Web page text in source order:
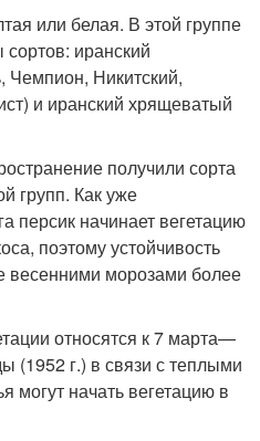
или белая. В этой группе
иранский
Чемпион, Никитский,
и иранский хрящеватый
получили сорта
групп. Как уже
персик начинает вегетацию
поэтому устойчивость
весенними морозами более
относятся к 7 марта—
(1952 г.) в связи с теплыми
могут начать вегетацию в